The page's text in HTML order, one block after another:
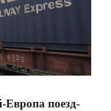
поезд-